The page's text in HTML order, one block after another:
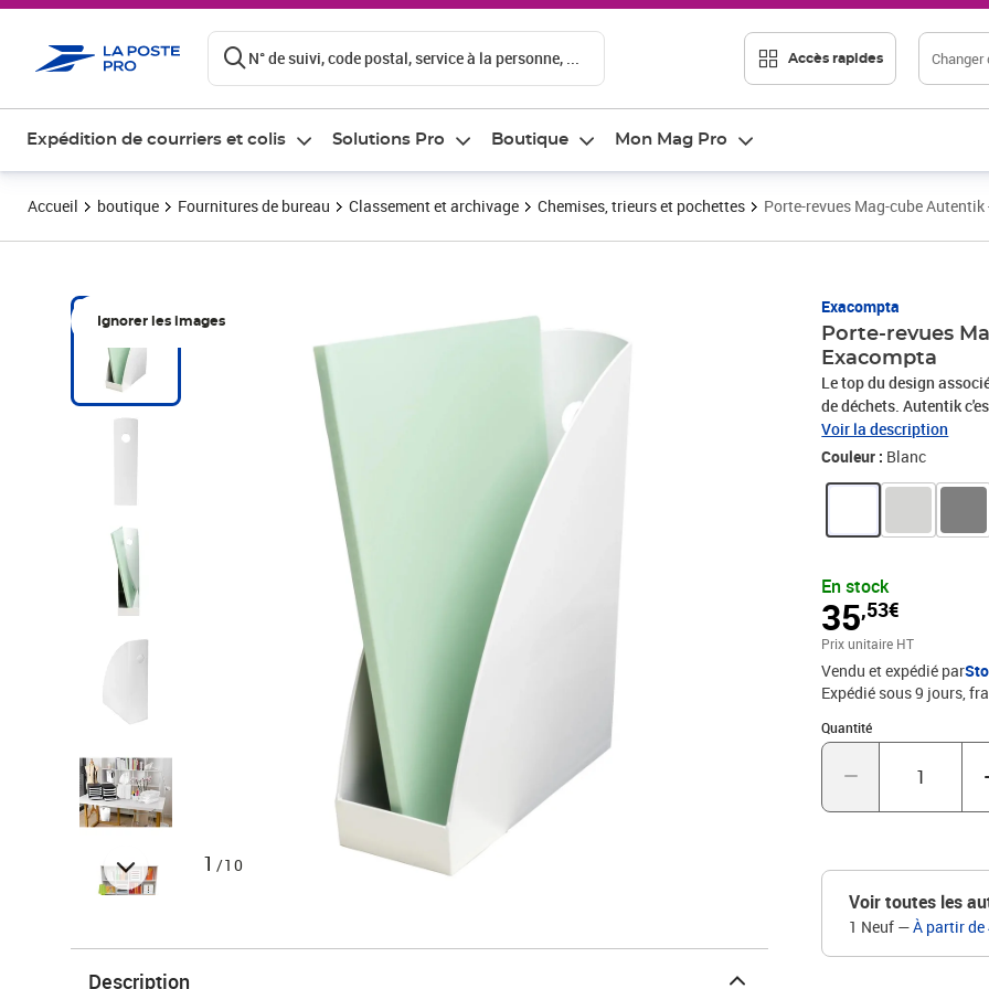
N° de suivi, code postal, service à la personne, ... Accès rapides Changer
Expédition de courriers et colis Solutions Pro Boutique Mon Mag Pro
Accueil boutique Fournitures de bureau Classement et archivage Chemises, trieurs et pochettes Porte-revues Mag-cube Autentik
Ignorer les images
1 /10
Exacompta
Porte-revues
Exacompta
Le top du design
de déchets. Autentik
Une innovation
blanc, rose Candy,
design épuré sont
recyclé issu des
Voir la description
Couleur : Blanc
En stock
35,53€
Prix 35,53€
Prix unitaire HT
Vendu et expédié par
Expédié sous 9 jours,
Quantité
Quantité : 1
Voir toutes les
1 Neuf —À partir de
Description